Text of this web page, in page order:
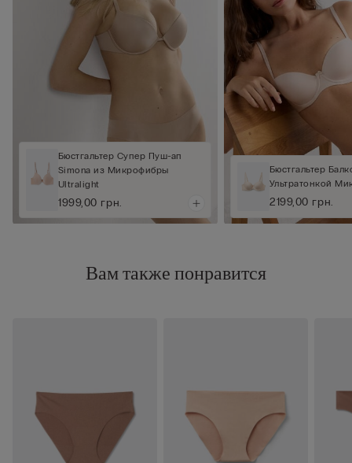
Бюстгальтер Супер Пуш-ап
Simona из Микрофибры
Ultralight
1999,00 грн.
Бюстгальтер
Ультратонкой
2199,00 грн.
Вам также понравится